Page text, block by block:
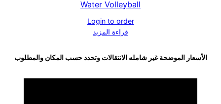
Water Volleyball
Login to order
قراءة المزيد
الأسعار الموضحة غير شامله الانتقالات وتحدد حسب المكان والمطلوب